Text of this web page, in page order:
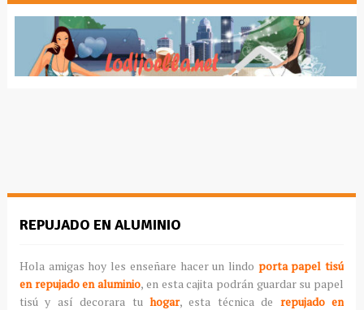
REPUJADO EN ALUMINIO
Hola amigas hoy les enseñare hacer un lindo porta papel tisú
en repujado en aluminio, en esta cajita podrán guardar su papel
tisú y así decorara tu hogar, esta técnica de repujado en